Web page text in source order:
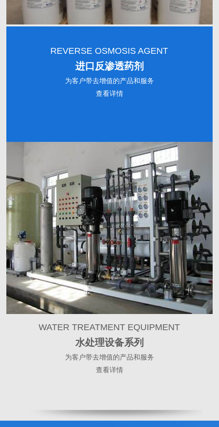
REVERSE OSMOSIS AGENT
进口反渗透药剂
为客户带去增值的产品和服务
查看详情
WATER TREATMENT EQUIPMENT
水处理设备系列
为客户带去增值的产品和服务
查看详情